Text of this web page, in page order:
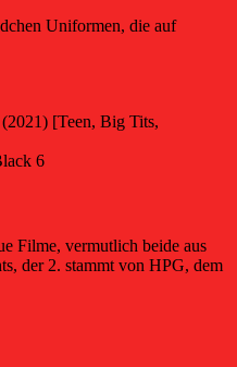
Uniformen, die auf
(2021) [Teen, Big Tits,
6
Filme, vermutlich beide aus
der 2. stammt von HPG, dem